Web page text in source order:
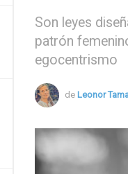
Son leyes
patrón
egocentrismo
de Leonor